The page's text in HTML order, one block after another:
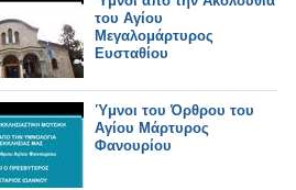
του Αγίου
Μεγαλομάρτυρος
Ευσταθίου
Ύμνοι του Όρθρου του
Αγίου Μάρτυρος
Φανουρίου